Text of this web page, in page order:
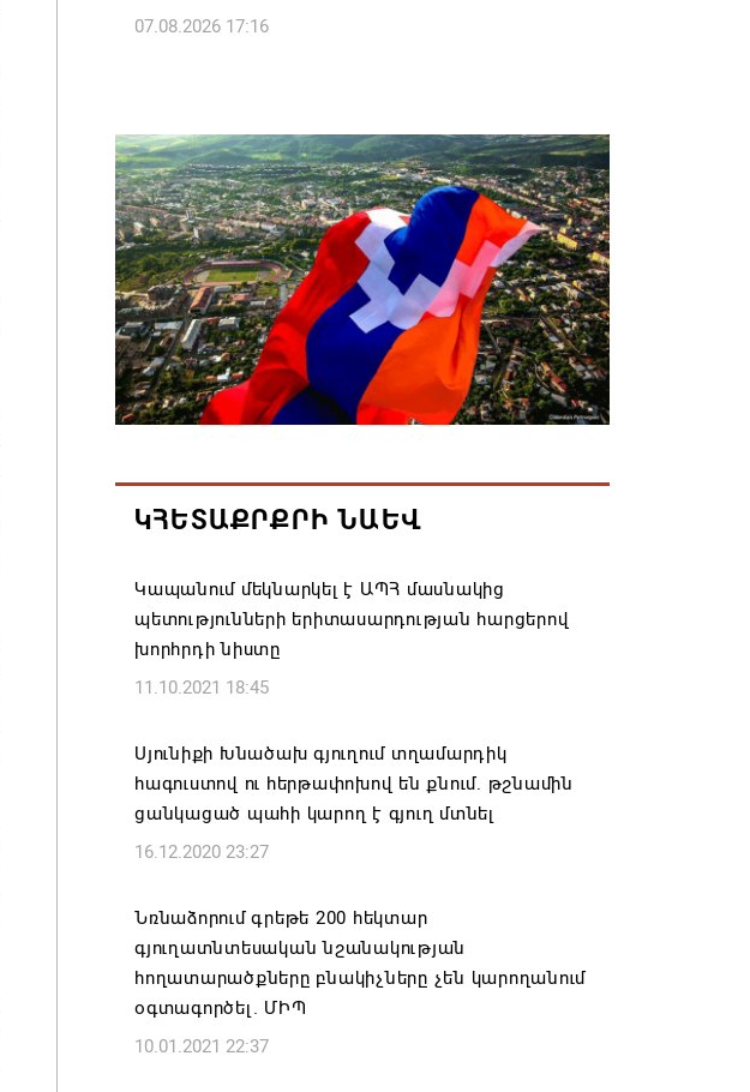
07.08.2026 17:16
Հանրապետություն
07.08.2026 16:57
Գարեգին Բ-ի և եպիսկոպոսների գործով
դատավորն ինքնաբացարկ է հայտնել
07.08.2026 16:55
Թուրքիան, Սաուդյան Արաբիան և Պակիստանը
ռազմական դաշինք ստեղծելու մասին
07.08.2026 16:43
և հեռացնելու ընթացակարգ չկա
07.08.2026 16:39
Կաթողիկոսի և 6 եպիսկոպոսի գործով դատական
07.08.2026 16:34
ՀՐԱՎԻՐՈՒՄ ԵՆՔ ՄԻԱՍԻՆ ՆՇԵԼՈՒ ՏԱՇՏՈՒՆ
ԲՆԱԿԱՎԱՅՐԻ ՕՐԸ
Կապան համայնքի ղեկավար Գևորգ Փարսյանի
նախաձեռնությամբ ճանապարհաշինական
մեծածավալ աշխատանքներ՝ գյուղական
բնակավայրերում
ԿՀԵՏԱՔՐՔՐԻ ՆԱԵՎ
Կապանում մեկնարկել է ԱՊՀ մասնակից
պետությունների երիտասարդության հարցերով
խորհրդի նիստը
11.10.2021 18:45
Սյունիքի Խնածախ գյուղում տղամարդիկ
հագուստով ու հերթափոխով են քնում. թշնամին
ցանկացած պահի կարող է գյուղ մտնել
16.12.2020 23:27
Նռնաձորում գրեթե 200 հեկտար
գյուղատնտեսական նշանակության
հողատարածքները բնակիչները չեն կարողանում
օգտագործել. ՄԻՊ
10.01.2021 22:37